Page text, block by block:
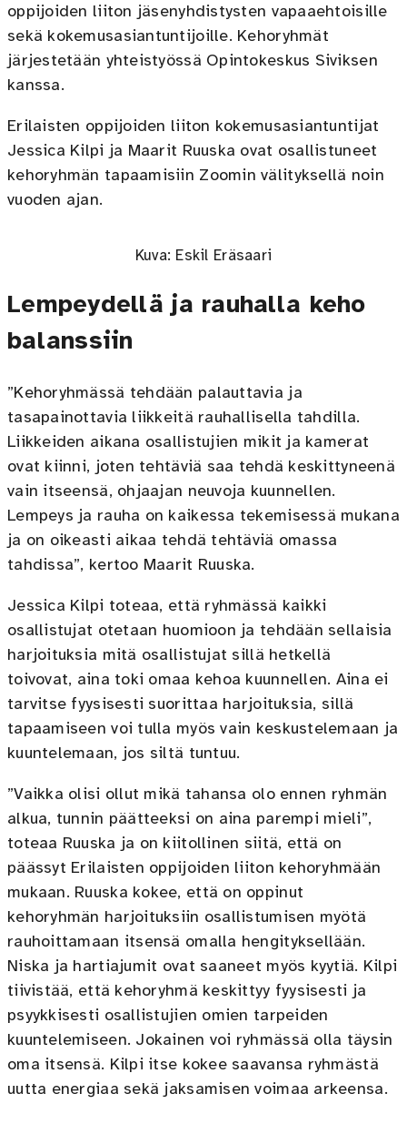
oppijoiden liiton jäsenyhdistysten vapaaehtoisille
sekä kokemusasiantuntijoille. Kehoryhmät
järjestetään yhteistyössä Opintokeskus Siviksen
kanssa.
Erilaisten oppijoiden liiton kokemusasiantuntijat
Jessica Kilpi ja Maarit Ruuska ovat osallistuneet
kehoryhmän tapaamisiin Zoomin välityksellä noin
vuoden ajan.
Kuva: Eskil Eräsaari
Lempeydellä ja rauhalla keho
balanssiin
”Kehoryhmässä tehdään palauttavia ja
tasapainottavia liikkeitä rauhallisella tahdilla.
Liikkeiden aikana osallistujien mikit ja kamerat
ovat kiinni, joten tehtäviä saa tehdä keskittyneenä
vain itseensä, ohjaajan neuvoja kuunnellen.
Lempeys ja rauha on kaikessa tekemisessä mukana
ja on oikeasti aikaa tehdä tehtäviä omassa
tahdissa”, kertoo Maarit Ruuska.
Jessica Kilpi toteaa, että ryhmässä kaikki
osallistujat otetaan huomioon ja tehdään sellaisia
harjoituksia mitä osallistujat sillä hetkellä
toivovat, aina toki omaa kehoa kuunnellen. Aina ei
tarvitse fyysisesti suorittaa harjoituksia, sillä
tapaamiseen voi tulla myös vain keskustelemaan ja
kuuntelemaan, jos siltä tuntuu.
”Vaikka olisi ollut mikä tahansa olo ennen ryhmän
alkua, tunnin päätteeksi on aina parempi mieli”,
toteaa Ruuska ja on kiitollinen siitä, että on
päässyt Erilaisten oppijoiden liiton kehoryhmään
mukaan. Ruuska kokee, että on oppinut
kehoryhmän harjoituksiin osallistumisen myötä
rauhoittamaan itsensä omalla hengityksellään.
Niska ja hartiajumit ovat saaneet myös kyytiä. Kilpi
tiivistää, että kehoryhmä keskittyy fyysisesti ja
psyykkisesti osallistujien omien tarpeiden
kuuntelemiseen. Jokainen voi ryhmässä olla täysin
oma itsensä. Kilpi itse kokee saavansa ryhmästä
uutta energiaa sekä jaksamisen voimaa arkeensa.